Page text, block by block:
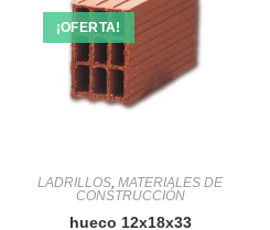
¡OFERTA!
LADRILLOS ,MATERIALES DE
CONSTRUCCIÓN
hueco 12x18x33